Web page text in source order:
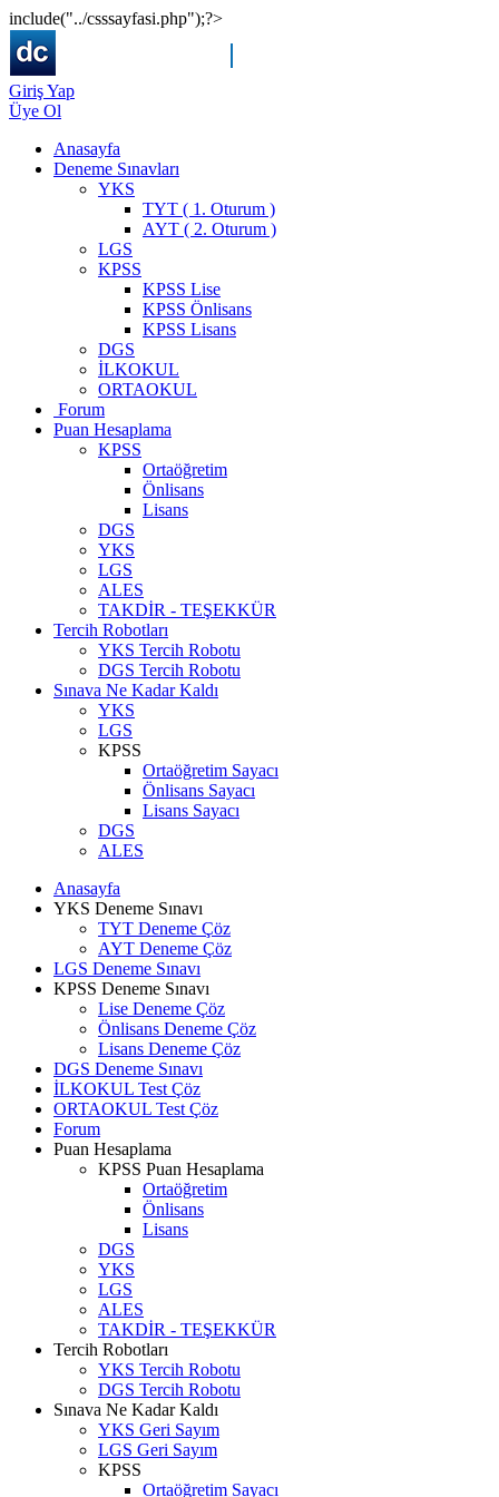
include("../csssayfasi.php");?>
Giriş Yap
Üye Ol
Anasayfa
Deneme Sınavları
YKS
TYT ( 1. Oturum )
AYT ( 2. Oturum )
LGS
KPSS
KPSS Lise
KPSS Önlisans
KPSS Lisans
DGS
İLKOKUL
ORTAOKUL
Forum
Puan Hesaplama
KPSS
Ortaöğretim
Önlisans
Lisans
DGS
YKS
LGS
ALES
TAKDİR - TEŞEKKÜR
Tercih Robotları
YKS Tercih Robotu
DGS Tercih Robotu
Sınava Ne Kadar Kaldı
YKS
LGS
KPSS
Ortaöğretim Sayacı
Önlisans Sayacı
Lisans Sayacı
DGS
ALES
Anasayfa
YKS Deneme Sınavı
TYT Deneme Çöz
AYT Deneme Çöz
LGS Deneme Sınavı
KPSS Deneme Sınavı
Lise Deneme Çöz
Önlisans Deneme Çöz
Lisans Deneme Çöz
DGS Deneme Sınavı
İLKOKUL Test Çöz
ORTAOKUL Test Çöz
Forum
Puan Hesaplama
KPSS Puan Hesaplama
Ortaöğretim
Önlisans
Lisans
DGS
YKS
LGS
ALES
TAKDİR - TEŞEKKÜR
Tercih Robotları
YKS Tercih Robotu
DGS Tercih Robotu
Sınava Ne Kadar Kaldı
YKS Geri Sayım
LGS Geri Sayım
KPSS
Ortaöğretim Sayacı